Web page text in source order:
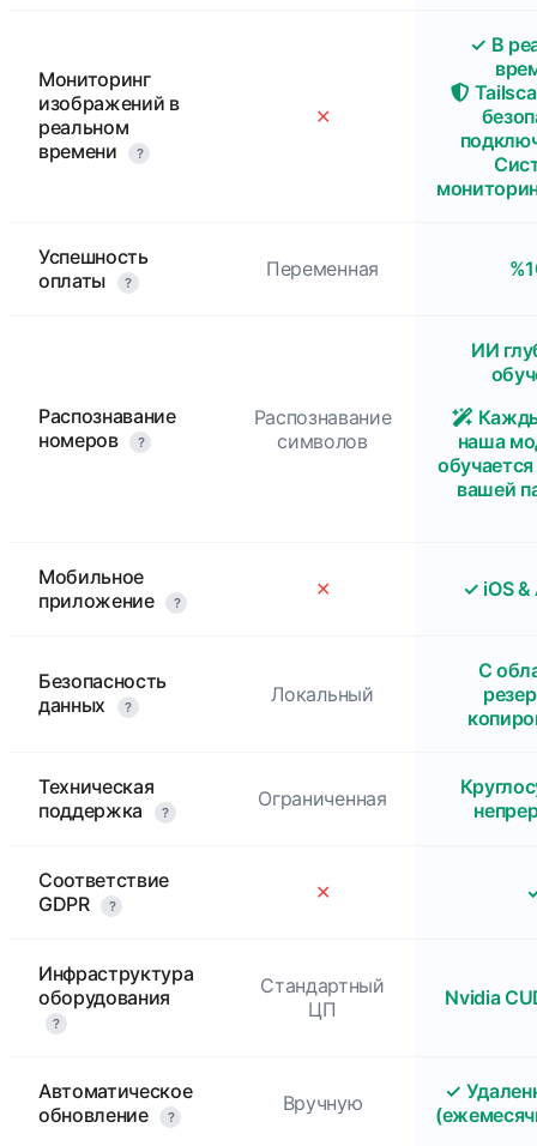
Мониторинг
изображений в
реальном
времени
?
✕
✓ В
Успешность
оплаты
?
Переменная
Распознавание
номеров
?
Распознавание
символов
ИИ
наша
вашей
Мобильное
приложение
?
✕ ✓ iOS
Безопасность
данных
?
Локальный
С
Техническая
поддержка
?
Ограниченная
Соответствие
GDPR
?
✕
Инфраструктура
оборудования
?
Стандартный
ЦП
Nvidia
Автоматическое
обновление
?
Вручную
✓